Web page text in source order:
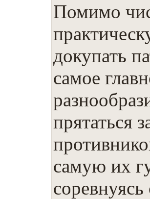
Помимо
докупать
самое
прятаться
самую их